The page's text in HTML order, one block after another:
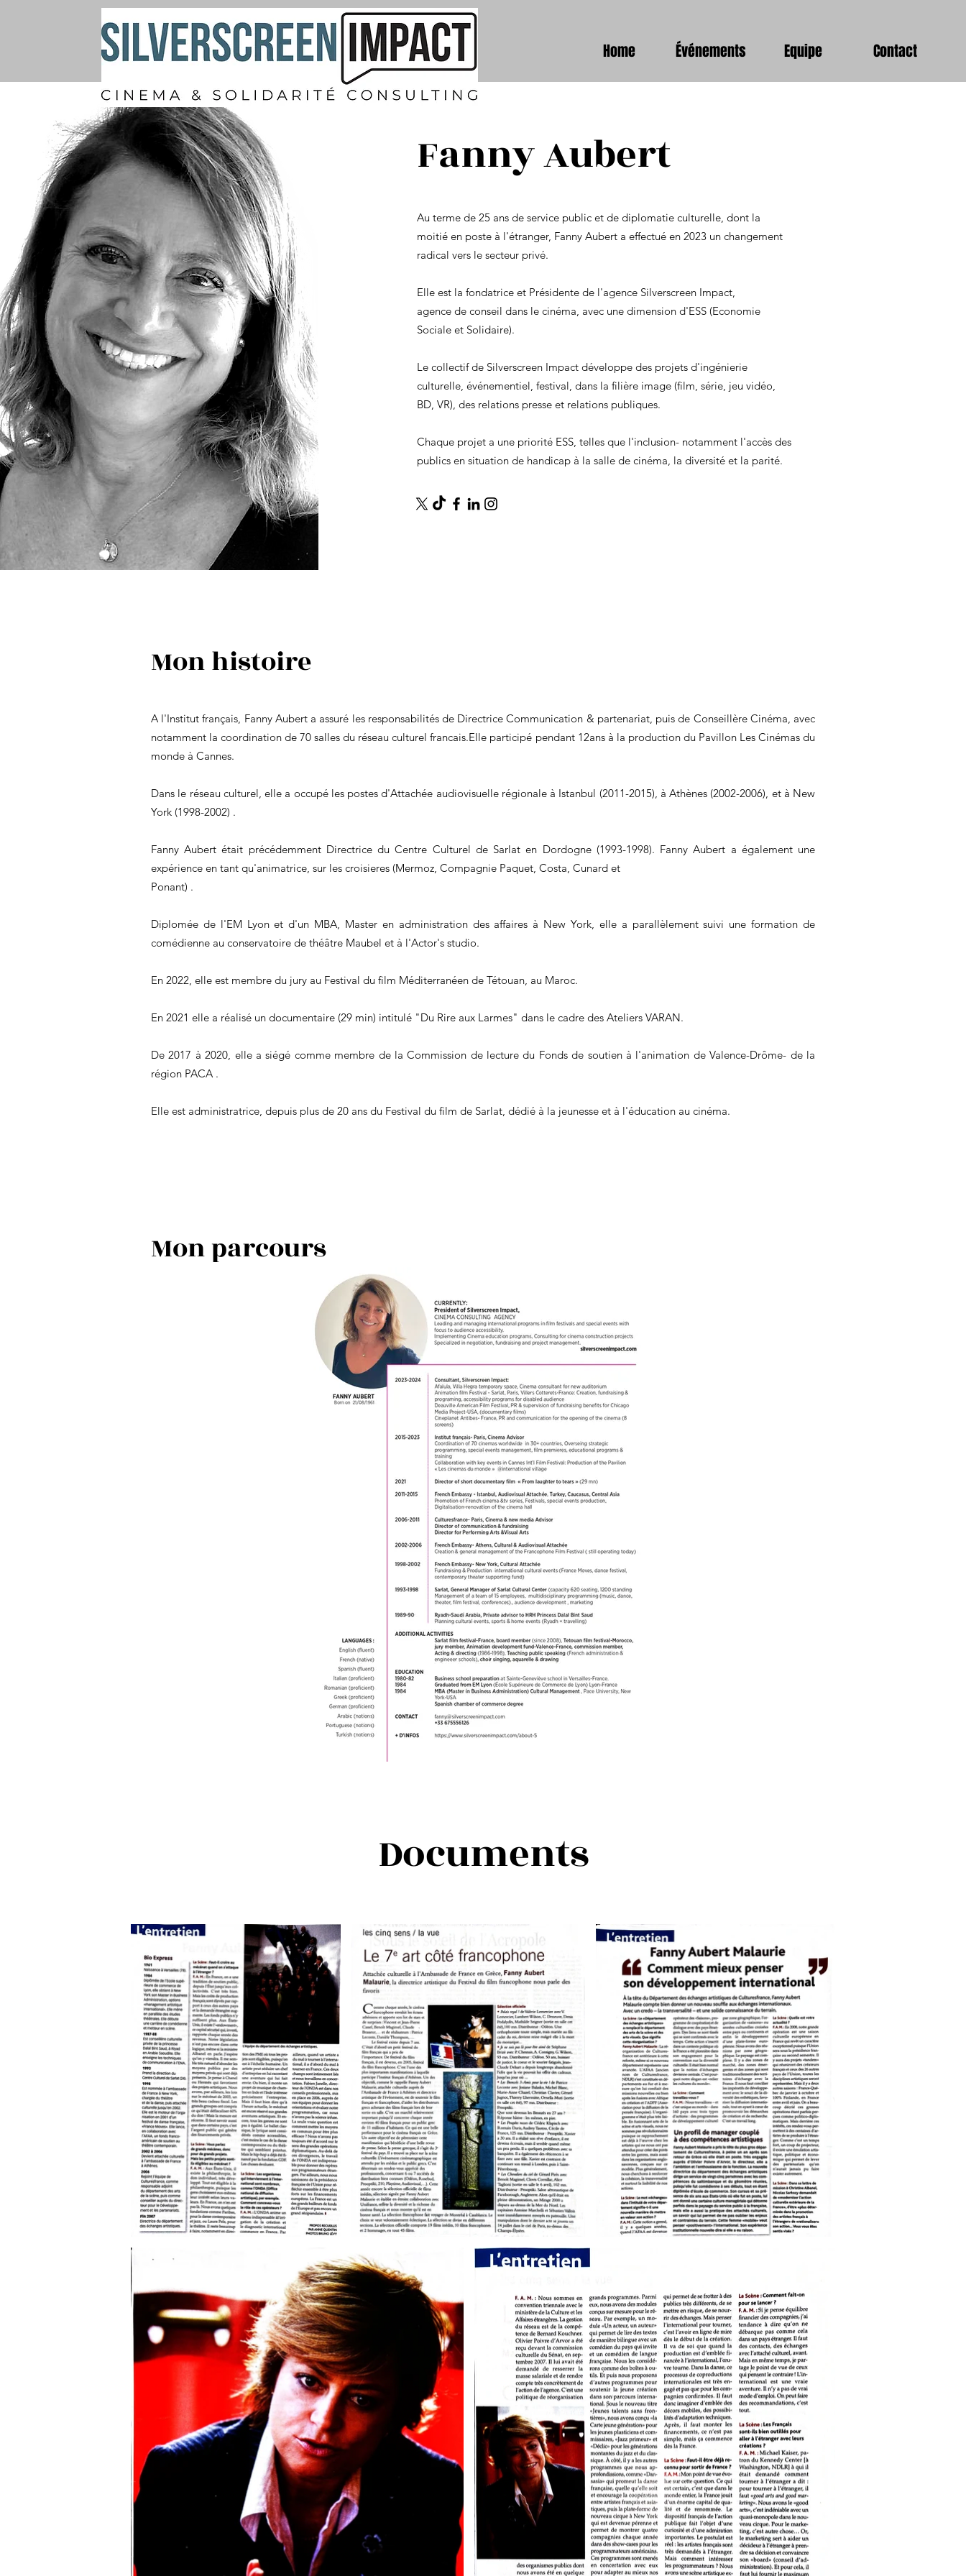
Home Événements Equipe Contact
Fanny Aubert
Au terme de 25 ans de service public et de diplomatie culturelle, dont la
moitié en poste à l'étranger, Fanny Aubert a effectué en 2023 un changement
radical vers le secteur privé.
Elle est la fondatrice et Présidente de l'agence Silverscreen Impact,
agence de conseil dans le cinéma, avec une dimension d'ESS (Economie
Sociale et Solidaire).
Le collectif de Silverscreen Impact développe des projets d'ingénierie
culturelle, événementiel, festival, dans la filière image (film, série, jeu vidéo,
BD, VR), des relations presse et relations publiques.
Chaque projet a une priorité ESS, telles que l'inclusion- notamment l'accès des
publics en situation de handicap à la salle de cinéma, la diversité et la parité.
Mon histoire
A l'Institut français, Fanny Aubert a assuré les responsabilités de Directrice Communication & partenariat, puis de Conseillère Cinéma, avec
notamment la coordination de 70 salles du réseau culturel francais.Elle participé pendant 12ans à la production du Pavillon Les Cinémas du
monde à Cannes.
Dans le réseau culturel, elle a occupé les postes d'Attachée audiovisuelle régionale à Istanbul (2011-2015), à Athènes (2002-2006), et à New
York (1998-2002) .
Fanny Aubert était précédemment Directrice du Centre Culturel de Sarlat en Dordogne (1993-1998). Fanny Aubert a également une
expérience en tant qu'animatrice, sur les croisieres (Mermoz, Compagnie Paquet, Costa, Cunard et
Ponant) .
Diplomée de l'EM Lyon et d'un MBA, Master en administration des affaires à New York, elle a parallèlement suivi une formation de
comédienne au conservatoire de théâtre Maubel et à l'Actor's studio.
En 2022, elle est membre du jury au Festival du film Méditerranéen de Tétouan, au Maroc.
En 2021 elle a réalisé un documentaire (29 min) intitulé "Du Rire aux Larmes" dans le cadre des Ateliers VARAN.
De 2017 à 2020, elle a siégé comme membre de la Commission de lecture du Fonds de soutien à l'animation de Valence-Drôme- de la
région PACA .
Elle est administratrice, depuis plus de 20 ans du Festival du film de Sarlat, dédié à la jeunesse et à l'éducation au cinéma.
Mon parcours
Documents